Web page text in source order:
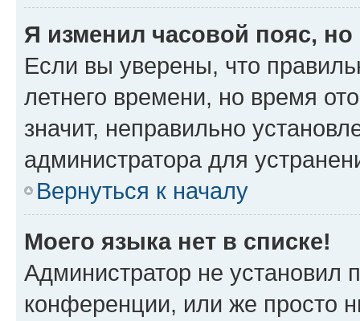
Я изменил часовой пояс,
Если вы уверены, что
летнего времени, но время
значит, неправильно
администратора для
Вернуться к началу
Моего языка нет в списке!
Администратор не установил
конференции, или же просто